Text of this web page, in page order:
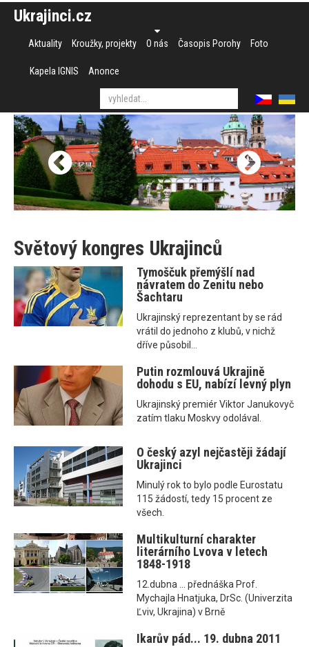
Ukrajinci.cz
Aktuality Kroužky, projekty O nás Časopis Porohy Foto
Kapela IGNIS Anonce
Světový kongres Ukrajinců
Tymoščuk přemýšlí nad
návratem do Zenitu nebo
Šachtaru
Ukrajinský reprezentant by se rád
vrátil do jednoho z klubů, v nichž
dříve působil...
Putin rozmlouvá Ukrajině
dohodu s EU, nabízí levný plyn
Ukrajinský premiér Viktor Janukovyč
zatím tlaku Moskvy odolával.
O český azyl nejčastěji žádají
Ukrajinci
Minulý rok to bylo podle Eurostatu
115 žádostí, tedy 15 procent ze
všech.
Multikulturní charakter
literárního Lvova v letech
1848-1918
12.dubna ... přednáška Prof.
Mychajla Hnatjuka, DrSc. (Univerzita
Ľviv, Ukrajina) v Brně
Ikarův pád... 19. dubna 2011